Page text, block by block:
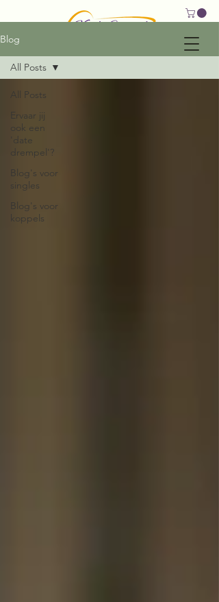
Blog
All Posts
Ervaar jij
ook een
'date
drempel'?
Blog's voor
singles
Blog's voor
koppels
All Posts